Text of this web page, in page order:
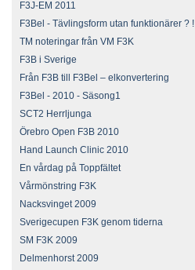
F3J-EM 2011
F3Bel - Tävlingsform utan funktionärer ? !
TM noteringar från VM F3K
F3B i Sverige
Från F3B till F3Bel – elkonvertering
F3Bel - 2010 - Säsong1
SCT2 Herrljunga
Örebro Open F3B 2010
Hand Launch Clinic 2010
En vårdag på Toppfältet
Vårmönstring F3K
Nacksvinget 2009
Sverigecupen F3K genom tiderna
SM F3K 2009
Delmenhorst 2009